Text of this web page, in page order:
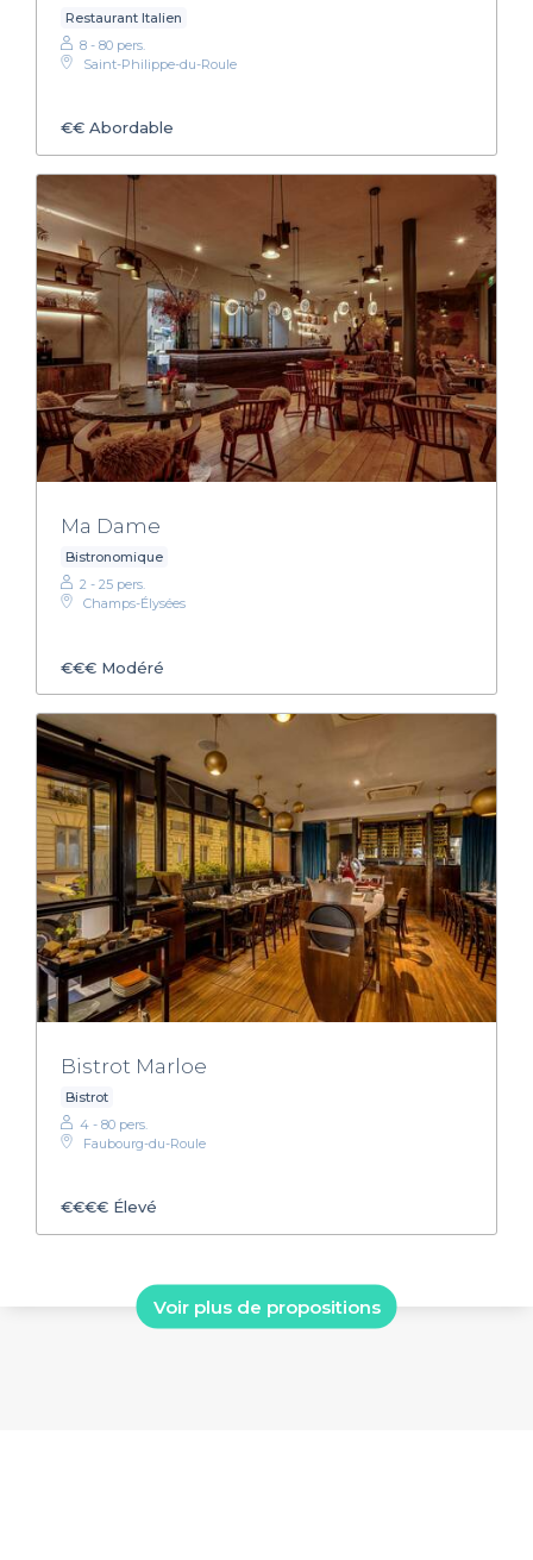
Restaurant Italien
8 - 80 pers.
Saint-Philippe-du-Roule
€€ Abordable
Ma Dame
Bistronomique
2 - 25 pers.
Champs-Élysées
€€€ Modéré
Bistrot Marloe
Bistrot
4 - 80 pers.
Faubourg-du-Roule
€€€€ Élevé
Voir plus de propositions